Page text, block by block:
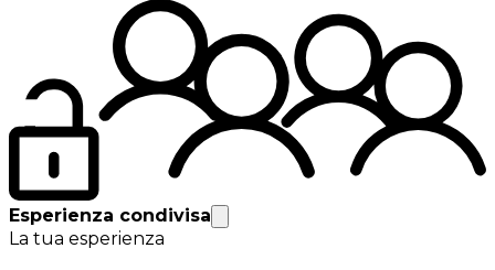
Esperienza condivisa
La tua esperienza